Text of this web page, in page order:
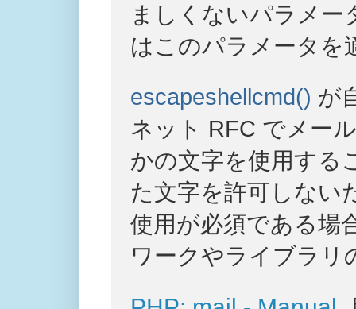
ましくないパラメー
はこのパラメータを
escapeshellcmd() が
ネット RFC でメー
かの文字を使用す
た文字を許可しない
使用が必須である場
ワークやライブラリ